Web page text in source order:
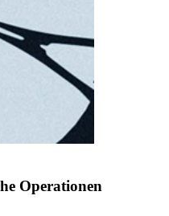
Operationen